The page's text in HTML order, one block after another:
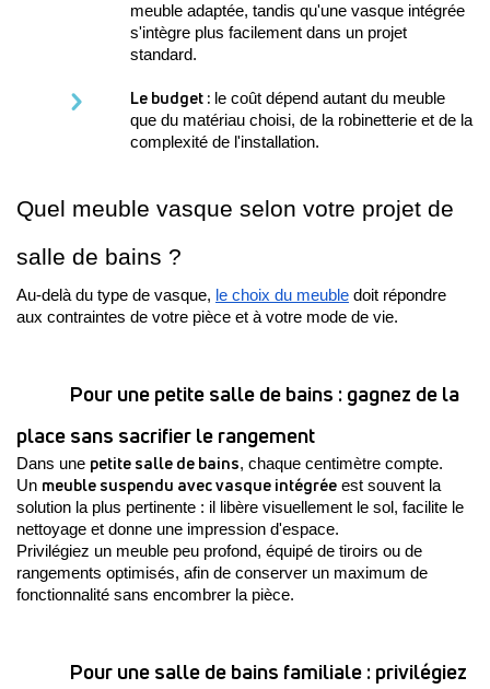
meuble adaptée, tandis qu'une vasque intégrée
s'intègre plus facilement dans un projet
standard.
Le budget : le coût dépend autant du meuble
que du matériau choisi, de la robinetterie et de la
complexité de l'installation.
Quel meuble vasque selon votre projet de
salle de bains ?
Au-delà du type de vasque, le choix du meuble doit répondre
aux contraintes de votre pièce et à votre mode de vie.
Pour une petite salle de bains : gagnez de la
place sans sacrifier le rangement
Dans une petite salle de bains, chaque centimètre compte.
Un meuble suspendu avec vasque intégrée est souvent la
solution la plus pertinente : il libère visuellement le sol, facilite le
nettoyage et donne une impression d'espace.
Privilégiez un meuble peu profond, équipé de tiroirs ou de
rangements optimisés, afin de conserver un maximum de
fonctionnalité sans encombrer la pièce.
Pour une salle de bains familiale : privilégiez